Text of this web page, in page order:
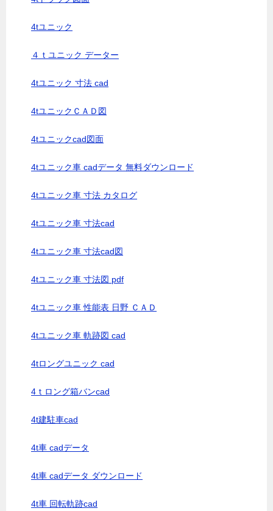
4tユニック
４ｔユニック データー
4tユニック 寸法 cad
4tユニックＣＡＤ図
4tユニックcad図面
4tユニック車 cadデータ 無料ダウンロード
4tユニック車 寸法 カタログ
4tユニック車 寸法cad
4tユニック車 寸法cad図
4tユニック車 寸法図 pdf
4tユニック車 性能表 日野 ＣＡＤ
4tユニック車 軌跡図 cad
4tロングユニック cad
4ｔロング箱バンcad
4t建駐車cad
4t車 cadデータ
4t車 cadデータ ダウンロード
4t車 回転軌跡cad